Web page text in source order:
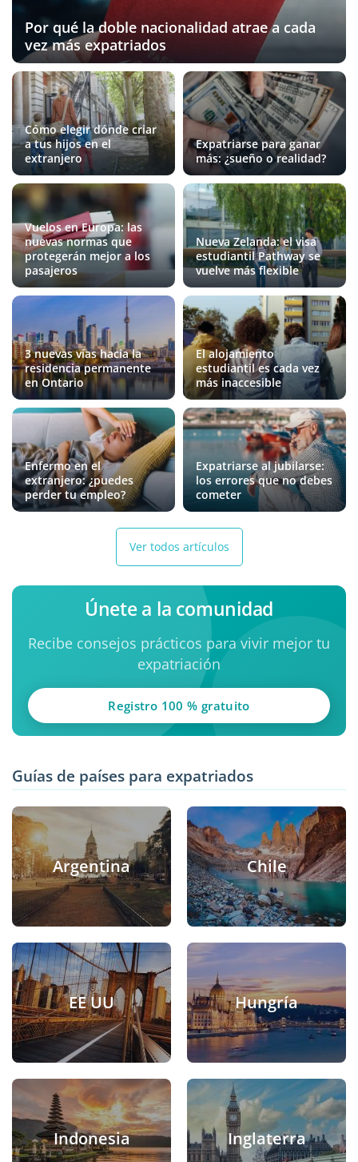
Por qué la doble nacionalidad atrae a cada
vez más expatriados
Cómo elegir dónde criar
a tus hijos en el
extranjero
Expatriarse para ganar
más: ¿sueño o realidad?
Vuelos en Europa: las
nuevas normas que
protegerán mejor a los
pasajeros
Nueva Zelanda: el visa
estudiantil Pathway se
vuelve más flexible
3 nuevas vías hacia la
residencia permanente
en Ontario
El alojamiento
estudiantil es cada vez
más inaccesible
Enfermo en el
extranjero: ¿puedes
perder tu empleo?
Expatriarse al jubilarse:
los errores que no debes
cometer
Ver todos artículos
Únete a la comunidad
Recibe consejos prácticos para vivir mejor tu
expatriación
Registro 100 % gratuito
Guías de países para expatriados
Argentina Chile
EE UU Hungría
Indonesia Inglaterra